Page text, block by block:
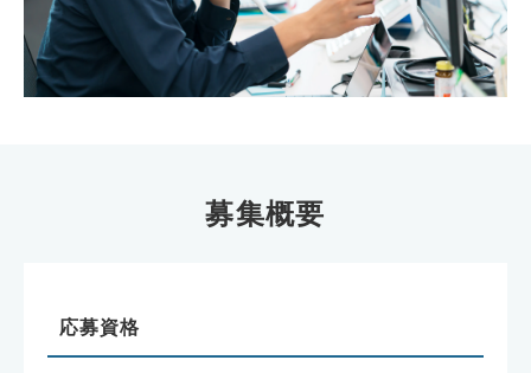
募集概要
応募資格